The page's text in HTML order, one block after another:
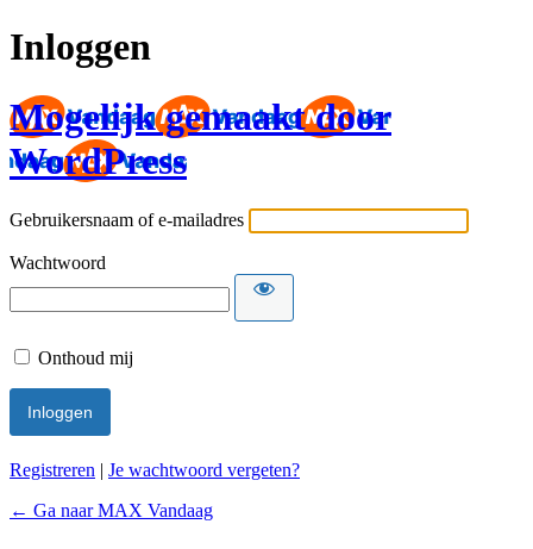
Inloggen
Mogelijk gemaakt door
WordPress
Gebruikersnaam of e-mailadres
Wachtwoord
Onthoud mij
Registreren | Je wachtwoord vergeten?
← Ga naar MAX Vandaag